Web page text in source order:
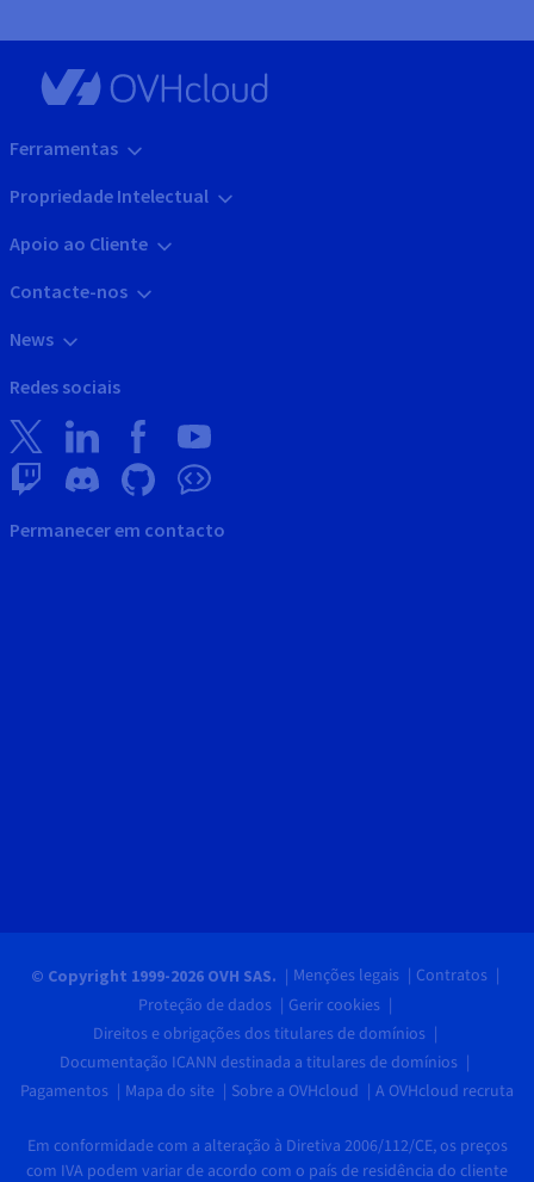
Ferramentas
Propriedade Intelectual
Apoio ao Cliente
Contacte-nos
News
Redes sociais
Permanecer em contacto
© Copyright 1999-2026 OVH SAS. Menções legais
Contratos
Proteção de dados
Gerir cookies
Direitos e obrigações dos titulares de domínios
Documentação ICANN destinada a titulares de domínios
Pagamentos
Mapa do site Sobre a OVHcloud A OVHcloud recruta
Em conformidade com a alteração à Diretiva 2006/112/CE, os preços
com IVA podem variar de acordo com o país de residência do cliente